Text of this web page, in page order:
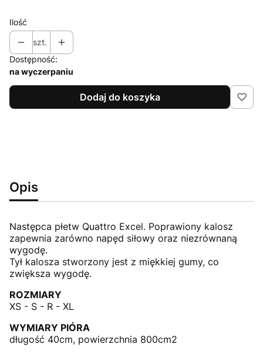
Ilość
szt.
Dostępność:
na wyczerpaniu
Dodaj do koszyka
Opis
Następca płetw Quattro Excel. Poprawiony kalosz
zapewnia zarówno napęd siłowy oraz niezrównaną
wygodę.
Tył kalosza stworzony jest z miękkiej gumy, co
zwiększa wygodę.
ROZMIARY
XS - S - R - XL
WYMIARY PIÓRA
długość 40cm, powierzchnia 800cm2